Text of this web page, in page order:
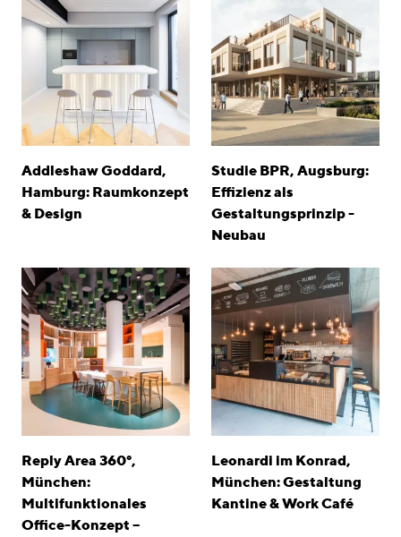
Addleshaw Goddard,
Hamburg: Raumkonzept
& Design
Studie BPR, Augsburg:
Effizienz als
Gestaltungsprinzip -
Neubau
Reply Area 360°,
München:
Multifunktionales
Office-Konzept –
Leonardi im Konrad,
München: Gestaltung
Kantine & Work Café